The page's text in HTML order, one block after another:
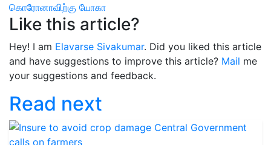
கொரோனாவிற்கு யோகா
Like this article?
Hey! I am Elavarse Sivakumar. Did you liked this article
and have suggestions to improve this article? Mail me
your suggestions and feedback.
Read next